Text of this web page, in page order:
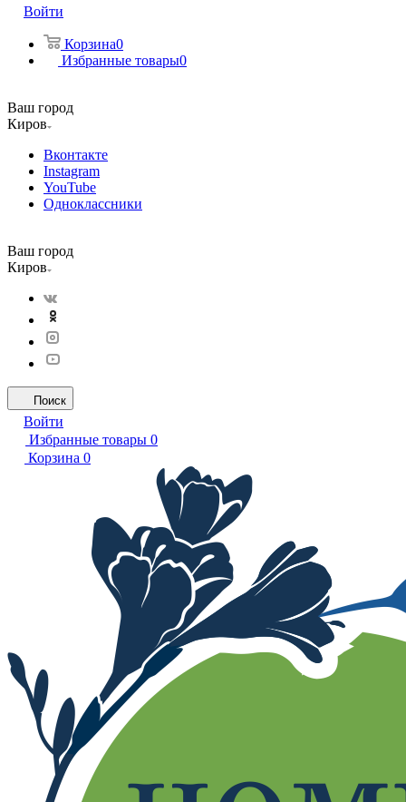
Войти
Корзина0
Избранные товары0
Ваш город
Киров
Вконтакте
Instagram
YouTube
Одноклассники
Ваш город
Киров
Поиск
Войти
Избранные товары 0
Корзина 0